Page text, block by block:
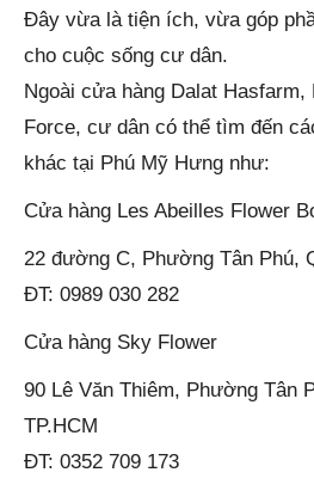
Đây vừa là tiện ích, vừa góp
cho cuộc sống cư dân.
Ngoài cửa hàng Dalat Hasfarm,
Force, cư dân có thể tìm đến
khác tại Phú Mỹ Hưng như:
Cửa hàng Les Abeilles Flower
22 đường C, Phường Tân Phú,
ĐT: 0989 030 282
Cửa hàng Sky Flower
90 Lê Văn Thiêm, Phường Tân
TP.HCM
ĐT: 0352 709 173